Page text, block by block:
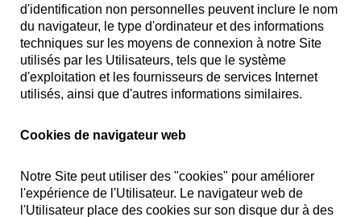
d'identification non personnelles peuvent inclure le nom
du navigateur, le type d'ordinateur et des informations
techniques sur les moyens de connexion à notre Site
utilisés par les Utilisateurs, tels que le système
d'exploitation et les fournisseurs de services Internet
utilisés, ainsi que d'autres informations similaires.
Cookies de navigateur web
Notre Site peut utiliser des "cookies" pour améliorer
l'expérience de l'Utilisateur. Le navigateur web de
l'Utilisateur place des cookies sur son disque dur à des